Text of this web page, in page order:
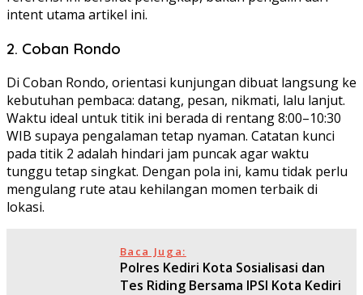
intent utama artikel ini.
2. Coban Rondo
Di Coban Rondo, orientasi kunjungan dibuat langsung ke
kebutuhan pembaca: datang, pesan, nikmati, lalu lanjut.
Waktu ideal untuk titik ini berada di rentang 8:00–10:30
WIB supaya pengalaman tetap nyaman. Catatan kunci
pada titik 2 adalah hindari jam puncak agar waktu
tunggu tetap singkat. Dengan pola ini, kamu tidak perlu
mengulang rute atau kehilangan momen terbaik di
lokasi.
Baca Juga:
Polres Kediri Kota Sosialisasi dan
Tes Riding Bersama IPSI Kota Kediri